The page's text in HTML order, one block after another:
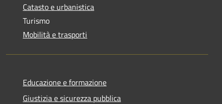
Catasto e urbanistica
Turismo
Mobilità e trasporti
Educazione e formazione
Giustizia e sicurezza pubblica